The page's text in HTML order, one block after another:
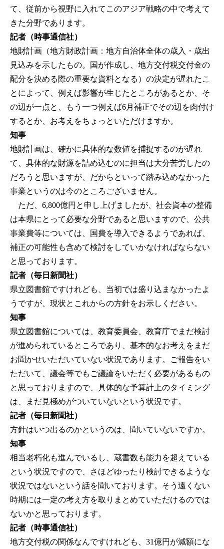
て、従前から視野に入れてこのアジア戦略の中で考えて
きた分野であります。
記者（時事通信社）
地財計画（地方財政計画：地方自治体全体の歳入・歳出
見込みを示したもの。国が作成し、地方交付税交付金の
配分を決める際の重要な資料となる）の決定が遅れたこ
とによって、例えば影響が生じたところがあるとか、そ
の辺が一点と、もう一つ例えば6月補正でその辺を肉付け
するとか、お考えをちょっといただけますか。
知事
地財計画は、確かに具体的な数値を捕捉するのが遅れ
て、具体的な財源を詰め込むのに担当は大分苦労したの
だろうと思いますが、だからといって踏み込めなかった
事業というのは今のところございません。
ただ、6,800億円と申し上げましたが、社会資本の整備
は本県にとって必要な分野であると思いますので、公共
事業費等については、国費を導入できるようであれば、
補正の可能性も含めて検討をしていかなければならない
と思っております。
記者（毎日新聞社）
県立図書館ですけれども、当初では盛り込まなかったよ
うですが、現状とこれからの方針をお示しください。
知事
県立図書館については、教育委員会、教育庁でまだ検討
が進められているところであり、基本的なお考えをまだ
お聞かせいただいていない状況であります。ご報告をい
ただいて、議会等でもご議論をいただく必要があるもの
と思っておりますので、具体的な予算計上のタイミング
は、まだ見極めがついていないという状況です。
記者（毎日新聞社）
方針はいつ出るのかというのは、聞いていないですか。
知事
相当老朽化も進んでいるし、蔵書数も能力を超えている
という状況ですので、さほどゆったり検討できるような
状況ではないという話を聞いております。そう遠くない
時期には一定の考え方を取りまとめていただけるのでは
ないかと思っております。
記者（時事通信社）
地方交付税の関係なんですけれども、31億円が減額にな